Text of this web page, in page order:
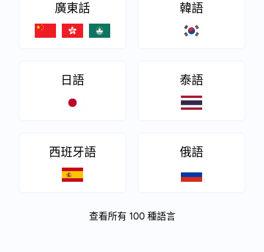
廣東話 韓語
日語 泰語
西班牙語 俄語
查看所有 100 種語言